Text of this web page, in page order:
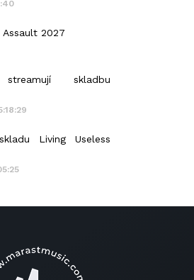
2027
skladbu
Living Useless